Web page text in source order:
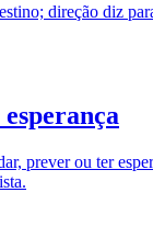
direção diz
prever ou ter